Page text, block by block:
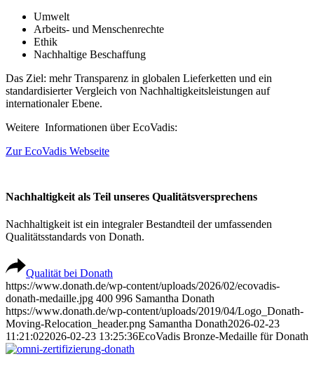
Umwelt
Arbeits- und Menschenrechte
Ethik
Nachhaltige Beschaffung
Das Ziel: mehr Transparenz in globalen Lieferketten und ein
standardisierter Vergleich von Nachhaltigkeitsleistungen auf
internationaler Ebene.
Weitere Informationen über EcoVadis:
Zur EcoVadis Webseite
Nachhaltigkeit als Teil unseres Qualitätsversprechens
Nachhaltigkeit ist ein integraler Bestandteil der umfassenden
Qualitätsstandards von Donath.
Qualität bei Donath
https://www.donath.de/wp-content/uploads/2026/02/ecovadis-
donath-medaille.jpg 400 996 Samantha Donath
https://www.donath.de/wp-content/uploads/2019/04/Logo_Donath-
Moving-Relocation_header.png Samantha Donath2026-02-23
11:21:022026-02-23 13:25:36EcoVadis Bronze-Medaille für Donath